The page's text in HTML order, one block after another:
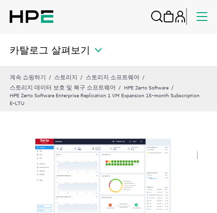
카탈로그 살펴보기
계속 쇼핑하기 스토리지
스토리지 소프트웨어
스토리지 데이터 보호 및 복구 소프트웨어
HPE Zerto Software
HPE Zerto Software Enterprise Replication 1 VM Expansion 15‑month Subscription
E‑LTU